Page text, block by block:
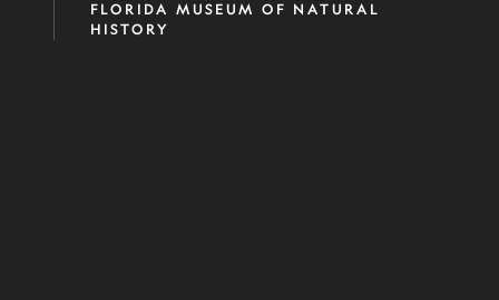
FLORIDA MUSEUM OF NATURAL
HISTORY